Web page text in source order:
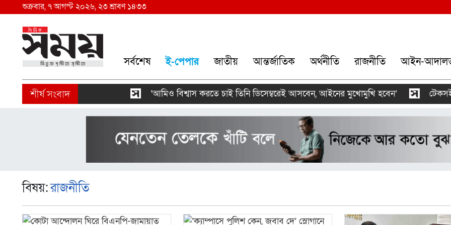
শুক্রবার, ৭ আগস্ট ২০২৬, ২৩ শ্রাবণ ১৪৩৩
সর্বশেষ ই-পেপার জাতীয় আন্তর্জাতিক অর্থনীতি রাজনীতি আইন-
‘আমিও বিশ্বাস করতে চাই তিনি ডিসেম্বরেই আসবেন, আইনের মুখোমুখি হবেন’ টেকসই
বিষয়:রাজনীতি